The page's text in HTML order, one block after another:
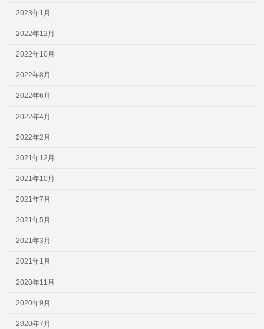
2023年1月
2022年12月
2022年10月
2022年8月
2022年6月
2022年4月
2022年2月
2021年12月
2021年10月
2021年7月
2021年5月
2021年3月
2021年1月
2020年11月
2020年9月
2020年7月